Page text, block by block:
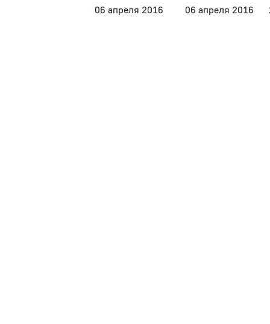
06 апреля 2016 06 апреля 2016